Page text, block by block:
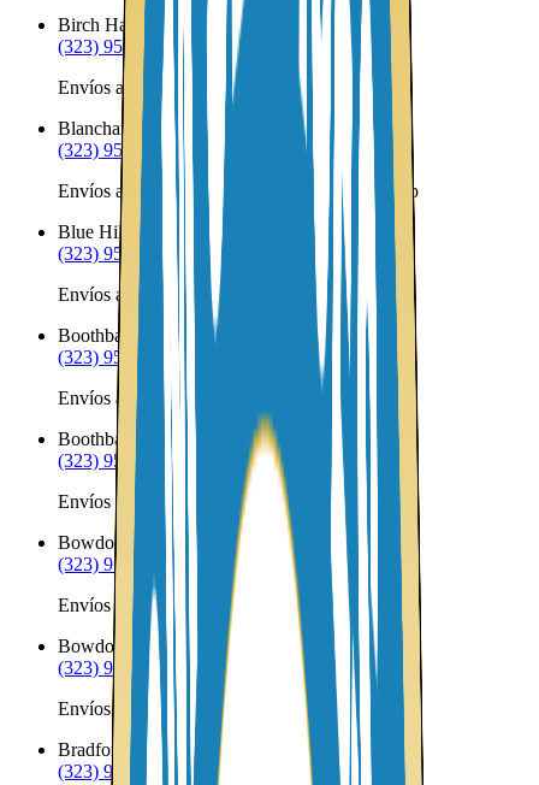
Birch Harbor
ME
(323) 953-8100
Envíos a Nicaragua desde Birch Harbor
Blanchard Township
(323) 953-8100
Envíos a Nicaragua desde Blanchard Township
Blue Hill
ME
(323) 953-8100
Envíos a Nicaragua desde Blue Hill
Boothbay
ME
(323) 953-8100
Envíos a Nicaragua desde Boothbay
Boothbay Harbor
ME
(323) 953-8100
Envíos a Nicaragua desde Boothbay Harbor
Bowdoin
ME
(323) 953-8100
Envíos a Nicaragua desde Bowdoin
Bowdoinham ME
(323) 953-8100
Envíos a Nicaragua desde Bowdoinham
Bradford
ME
(323) 953-8100